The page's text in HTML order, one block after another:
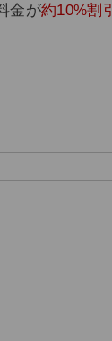
金が約10%割引